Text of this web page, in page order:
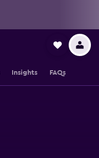
Insights FAQs